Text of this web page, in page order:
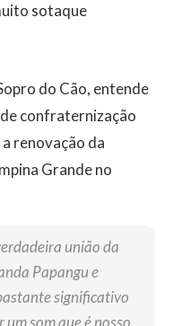
sotaque
do Cão, entende
confraternização
renovação da
Grande no
união da
Papangu e
significativo
som que é nosso,